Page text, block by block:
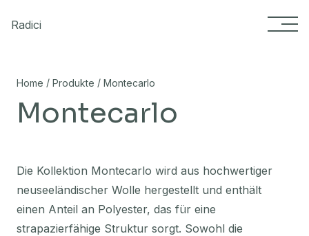
Radici
Home / Produkte / Montecarlo
Montecarlo
Die Kollektion Montecarlo wird aus hochwertiger
neuseeländischer Wolle hergestellt und enthält
einen Anteil an Polyester, das für eine
strapazierfähige Struktur sorgt. Sowohl die